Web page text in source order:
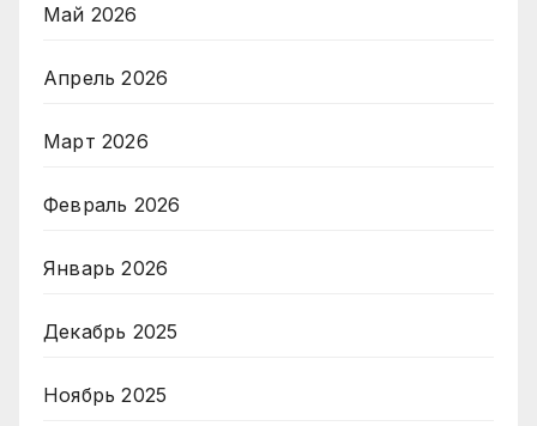
Май 2026
Апрель 2026
Март 2026
Февраль 2026
Январь 2026
Декабрь 2025
Ноябрь 2025